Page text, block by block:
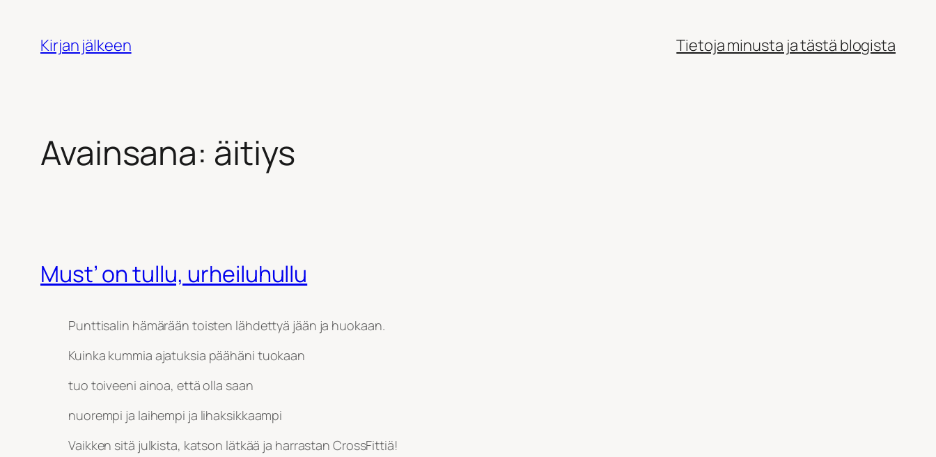
sisältöönKirjan jälkeen Tietoja minusta ja tästä blogista
Avainsana: äitiys
Must’ on tullu, urheiluhullu
Punttisalin hämärään toisten lähdettyä jään ja huokaan.
Kuinka kummia ajatuksia päähäni tuokaan
tuo toiveeni ainoa, että olla saan
nuorempi ja laihempi ja lihaksikkaampi
Vaikken sitä julkista, katson lätkää ja harrastan CrossFittiä!